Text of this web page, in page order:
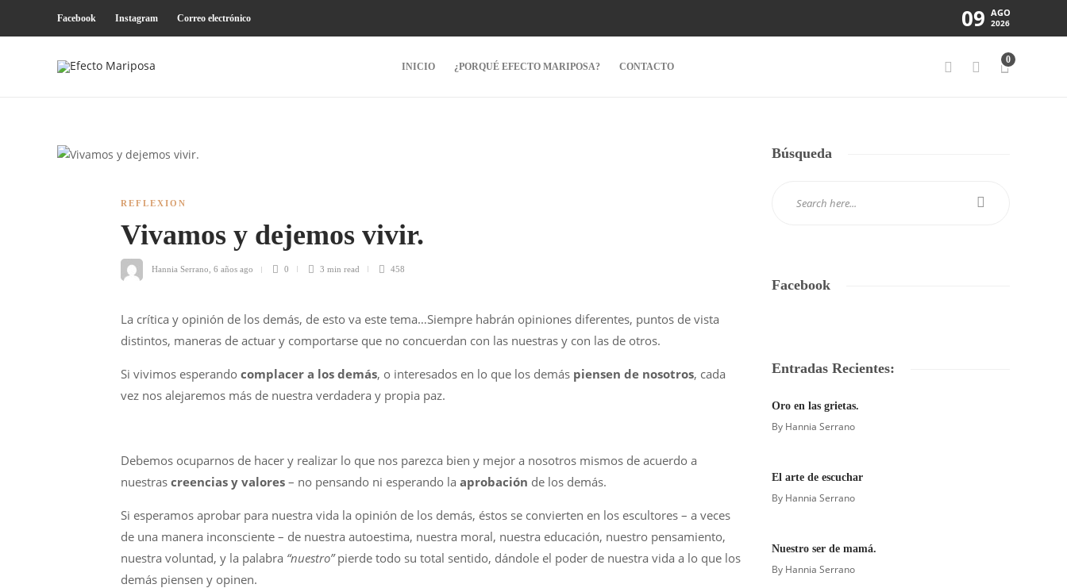
Facebook Instagram Correo electrónico 09 AGO
2026
INICIO ¿PORQUÉ EFECTO MARIPOSA? CONTACTO
0
REFLEXION
Vivamos y dejemos vivir.
Hannia Serrano 6 años ago 0 3 min read 458
La crítica y opinión de los demás, de esto va este tema…Siempre habrán opiniones diferentes, puntos de vista
distintos, maneras de actuar y comportarse que no concuerdan con las nuestras y con las de otros.
Si vivimos esperando complacer a los demás, o interesados en lo que los demás piensen de nosotros, cada
vez nos alejaremos más de nuestra verdadera y propia paz.
Debemos ocuparnos de hacer y realizar lo que nos parezca bien y mejor a nosotros mismos de acuerdo a
nuestras creencias y valores – no pensando ni esperando la aprobación de los demás.
Si esperamos aprobar para nuestra vida la opinión de los demás, éstos se convierten en los escultores – a veces
de una manera inconsciente – de nuestra autoestima, nuestra moral, nuestra educación, nuestro pensamiento,
nuestra voluntad, y la palabra “nuestro”pierde todo su total sentido, dándole el poder de nuestra vida a lo que los
demás piensen y opinen.
Búsqueda
Facebook
Entradas Recientes:
Oro en las grietas.
By Hannia Serrano
El arte de escuchar
By Hannia Serrano
Nuestro ser de mamá.
By Hannia Serrano